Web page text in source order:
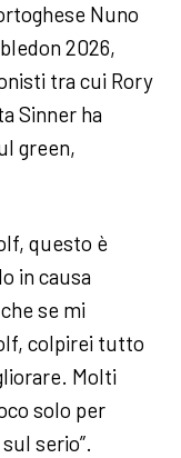
Nuno
2026,
tra cui Rory
Sinner ha
green,
questo è
in causa
se mi
colpirei tutto
Molti
solo per
serio”.